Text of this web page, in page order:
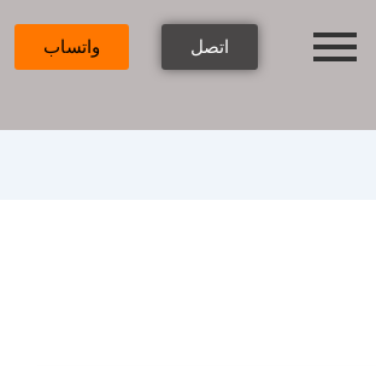
واتساب